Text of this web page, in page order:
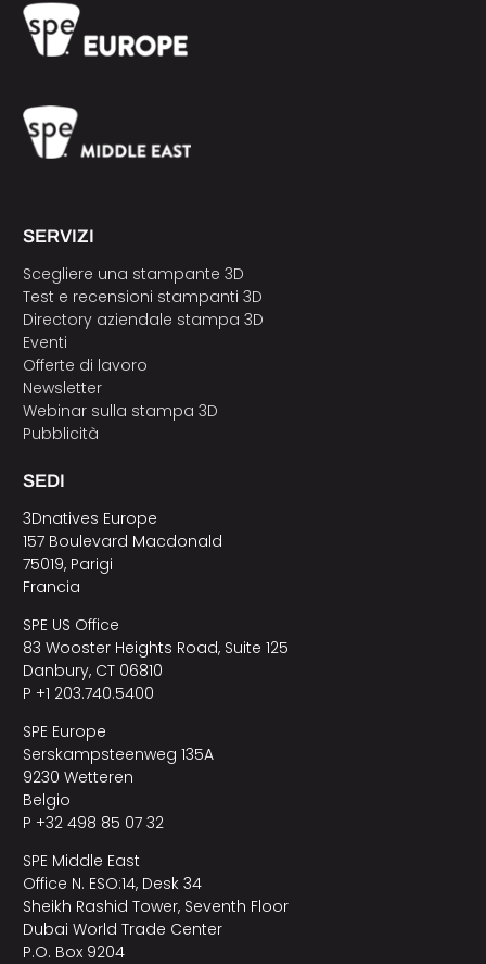
SERVIZI
Scegliere una stampante 3D
Test e recensioni stampanti 3D
Directory aziendale stampa 3D
Eventi
Offerte di lavoro
Newsletter
Webinar sulla stampa 3D
Pubblicità
SEDI
3Dnatives Europe
157 Boulevard Macdonald
75019, Parigi
Francia
SPE US Office
83 Wooster Heights Road, Suite 125
Danbury, CT 06810
P +1 203.740.5400
SPE Europe
Serskampsteenweg 135A
9230 Wetteren
Belgio
P +32 498 85 07 32
SPE Middle East
Office N. ESO:14, Desk 34
Sheikh Rashid Tower, Seventh Floor
Dubai World Trade Center
P.O. Box 9204